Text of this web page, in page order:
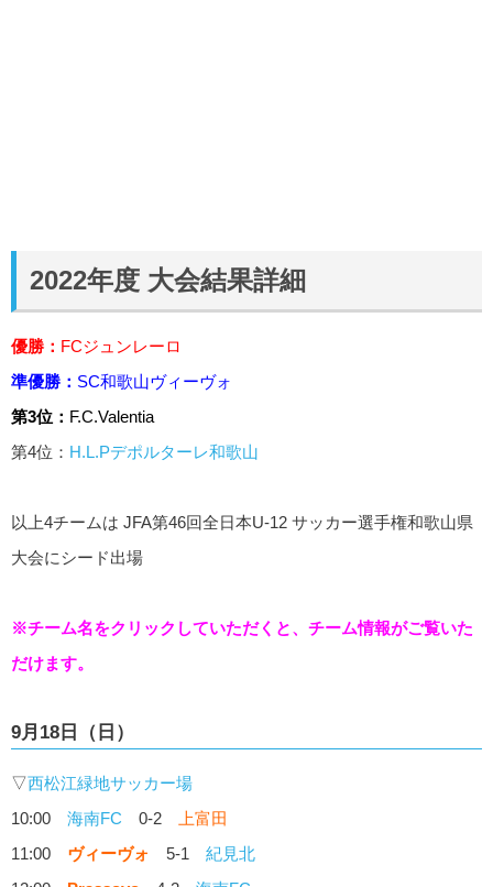
2022年度 大会結果詳細
優勝： FCジュンレーロ
準優勝： SC和歌山ヴィーヴォ
第3位： F.C.Valentia
第4位： H.L.Pデポルターレ和歌山
以上4チームは JFA第46回全日本U-12 サッカー選手権和歌山県
大会にシード出場
※チーム名をクリックしていただくと、チーム情報がご覧いた
だけます。
9月18日（日）
▽西松江緑地サッカー場
10:00 海南FC 0-2
上富田
11:00 ヴィーヴォ 5-1 紀見北